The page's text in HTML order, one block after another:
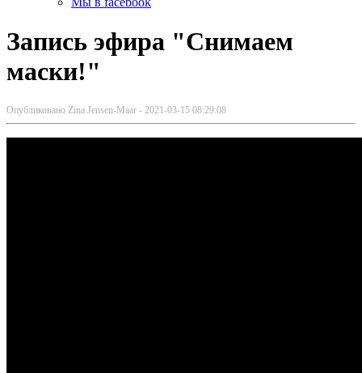
Запись эфира "Снимаем
маски!"
Опубликовано Zina Jensen-Maar - 2021-03-15 08:29:08